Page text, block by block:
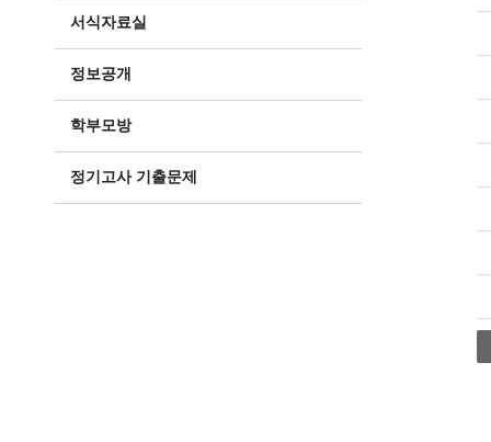
서식자료실
정보공개
학부모방
정기고사 기출문제